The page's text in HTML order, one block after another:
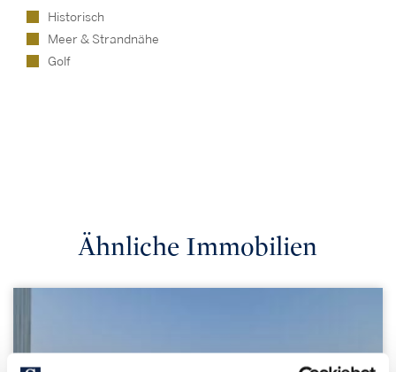
Historisch
Meer & Strandnähe
Golf
Ähnliche Immobilien